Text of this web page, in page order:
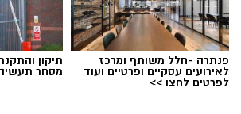
במוזיאון מציינים כי הם מחפשים
פנתרה -חלל משותף ומרכז
לאירועים עסקיים ופרטיים ועוד
לפרטים לחצו >>
תיקון
מסחר תעשיה